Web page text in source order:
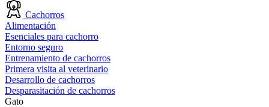
Cachorros
Alimentación
Esenciales para cachorro
Entorno seguro
Entrenamiento de cachorros
Primera visita al veterinario
Desarrollo de cachorros
Desparasitación de cachorros
Gato